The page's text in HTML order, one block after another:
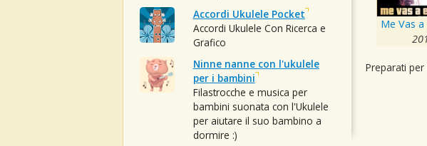
Me Vas
Preparati per
Accordi Ukulele Pocket
Accordi Ukulele Con Ricerca e
Grafico
Ninne nanne con l'ukulele
per i bambini
Filastrocche e musica per
bambini suonata con l'Ukulele
per aiutare il suo bambino a
dormire :)